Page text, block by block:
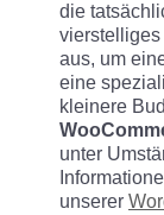
die
vierstelliges
aus, um
eine
kleinere
unter
unserer